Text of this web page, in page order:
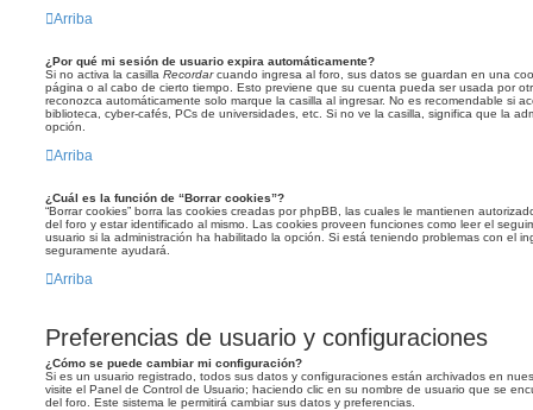
Arriba
¿Por qué mi sesión de usuario expira automáticamente?
Si no activa la casilla Recordarcuando ingresa al foro, sus datos se guardan en una
página o al cabo de cierto tiempo. Esto previene que su cuenta pueda ser usada por
reconozca automáticamente solo marque la casilla al ingresar. No es recomendable si
biblioteca, cyber-cafés, PCs de universidades, etc. Si no ve la casilla, significa que la
opción.
Arriba
¿Cuál es la función de “Borrar cookies”?
“Borrar cookies” borra las cookies creadas por phpBB, las cuales le mantienen
del foro y estar identificado al mismo. Las cookies proveen funciones como leer el
usuario si la administración ha habilitado la opción. Si está teniendo problemas con el
seguramente ayudará.
Arriba
Preferencias de usuario y configuraciones
¿Cómo se puede cambiar mi configuración?
Si es un usuario registrado, todos sus datos y configuraciones están archivados en
visite el Panel de Control de Usuario; haciendo clic en su nombre de usuario que se
del foro. Este sistema le permitirá cambiar sus datos y preferencias.